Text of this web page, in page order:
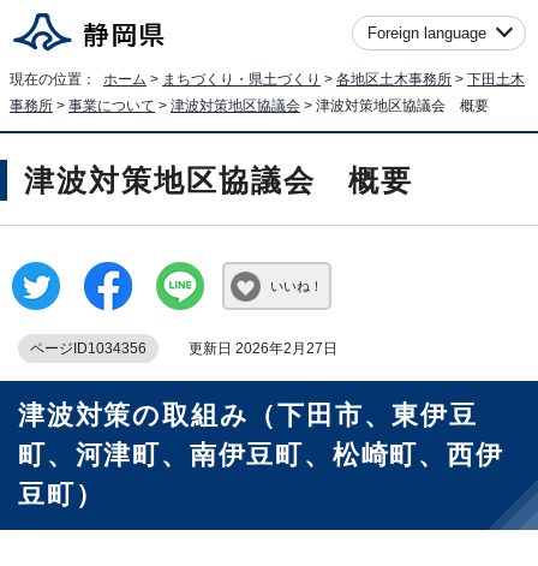
Foreign language
現在の位置： ホーム > まちづくり・県土づくり > 各地区土木事務所 > 下田土木
事務所 > 事業について > 津波対策地区協議会 > 津波対策地区協議会 概要
津波対策地区協議会 概要
いいね！
ページID1034356 更新日 2026年2月27日
津波対策の取組み（下田市、東伊豆
町、河津町、南伊豆町、松崎町、西伊
豆町）